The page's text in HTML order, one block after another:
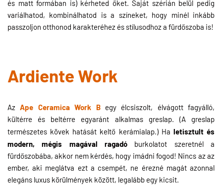
és matt formában is) kérheted őket. Saját szérián belül pedig
variálhatod, kombinálhatod is a színeket, hogy minél inkább
passzoljon otthonod karakteréhez és stílusodhoz a fürdőszoba is!
Ardiente Work
Az Ape Ceramica Work Begy élcsiszolt, élvágott fagyálló,
kültérre és beltérre egyaránt alkalmas greslap. (A greslap
természetes kövek hatását keltő kerámialap.) Ha letisztult és
modern, mégis magával ragadó burkolatot szeretnél a
fürdőszobába, akkor nem kérdés, hogy imádni fogod! Nincs az az
ember, aki meglátva ezt a csempét, ne érezné magát azonnal
elegáns luxus körülmények között, legalább egy kicsit.